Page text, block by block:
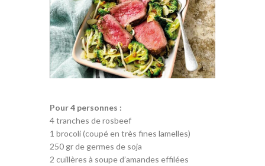
Pour 4 personnes :
4 tranches de rosbeef
1 brocoli (coupé en très fines lamelles)
250 gr de germes de soja
2 cuillères à soupe d’amandes effilées